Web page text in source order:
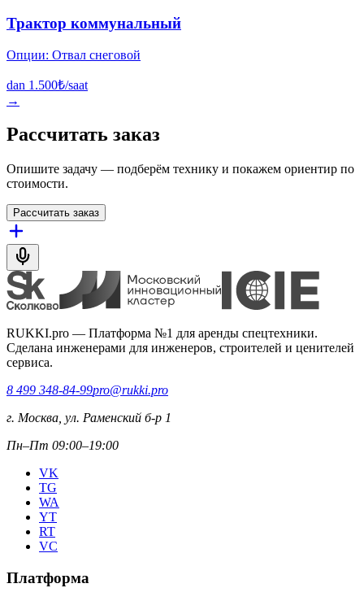
Трактор коммунальный
Опции: Отвал снеговой
dan 1.500₺/saat
→
Рассчитать заказ
Опишите задачу — подберём технику и покажем ориентир по
стоимости.
Рассчитать заказ
RUKKI.pro — Платформа №1 для аренды спецтехники.
Сделана инженерами для инженеров, строителей и ценителей
сервиса.
8 499 348-84-99pro@rukki.pro
г. Москва, ул. Раменский б-р 1
Пн–Пт 09:00–19:00
VK
TG
WA
YT
RT
VC
Платформа